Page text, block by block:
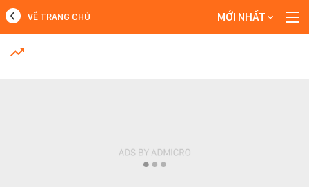
MỚI NHẤT
VỀ TRANG CHỦ MỚI NHẤT